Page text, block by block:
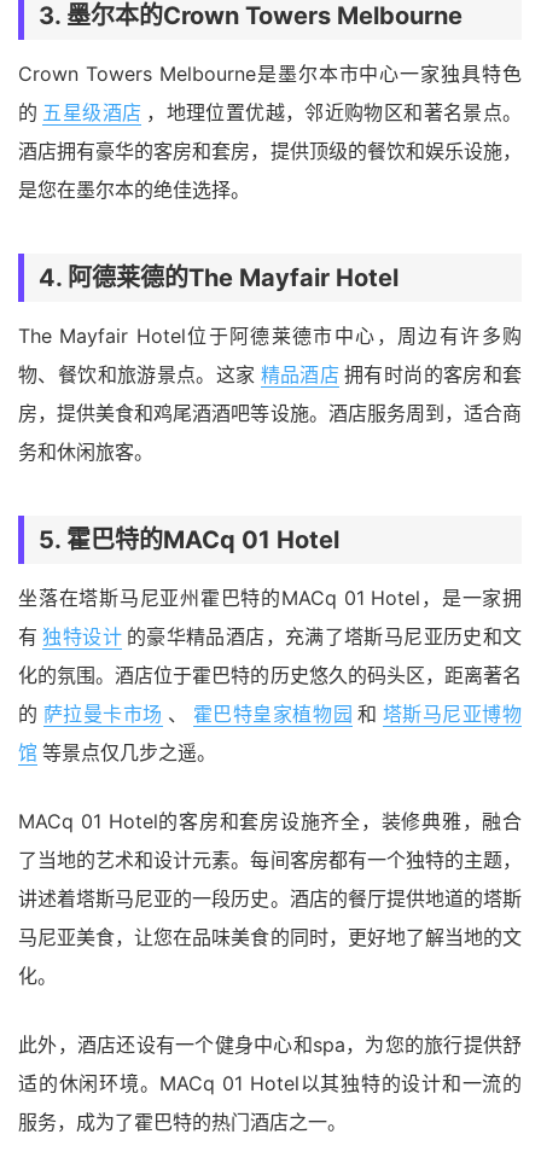
3. 墨尔本的Crown Towers Melbourne
Crown Towers Melbourne是墨尔本市中心一家独具特色
的 五星级酒店 ，地理位置优越，邻近购物区和著名景点。
酒店拥有豪华的客房和套房，提供顶级的餐饮和娱乐设施，
是您在墨尔本的绝佳选择。
4. 阿德莱德的The Mayfair Hotel
The Mayfair Hotel位于阿德莱德市中心，周边有许多购
物、餐饮和旅游景点。这家 精品酒店 拥有时尚的客房和套
房，提供美食和鸡尾酒酒吧等设施。酒店服务周到，适合商
务和休闲旅客。
5. 霍巴特的MACq 01 Hotel
坐落在塔斯马尼亚州霍巴特的MACq 01 Hotel，是一家拥
有 独特设计 的豪华精品酒店，充满了塔斯马尼亚历史和文
化的氛围。酒店位于霍巴特的历史悠久的码头区，距离著名
的 萨拉曼卡市场 、 霍巴特皇家植物园 和 塔斯马尼亚博物
馆 等景点仅几步之遥。
MACq 01 Hotel的客房和套房设施齐全，装修典雅，融合
了当地的艺术和设计元素。每间客房都有一个独特的主题，
讲述着塔斯马尼亚的一段历史。酒店的餐厅提供地道的塔斯
马尼亚美食，让您在品味美食的同时，更好地了解当地的文
化。
此外，酒店还设有一个健身中心和spa，为您的旅行提供舒
适的休闲环境。MACq 01 Hotel以其独特的设计和一流的
服务，成为了霍巴特的热门酒店之一。